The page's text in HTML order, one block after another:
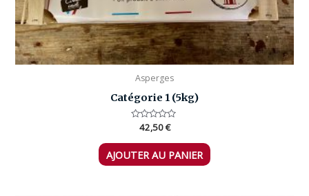
Asperges
Catégorie 1 (5kg)
Note
sur
5
42,50€
AJOUTER AU PANIER